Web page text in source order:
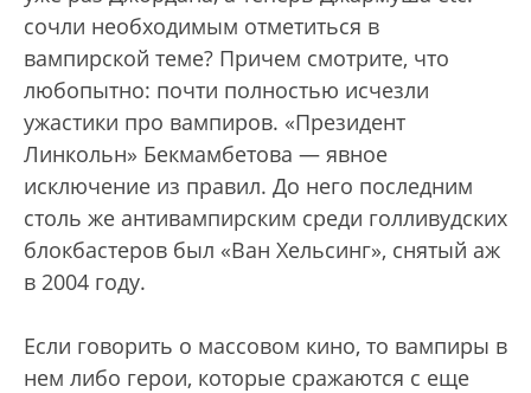
сочли необходимым отметиться в
вампирской теме? Причем смотрите, что
любопытно: почти полностью исчезли
ужастики про вампиров. «Президент
Линкольн» Бекмамбетова — явное
исключение из правил. До него последним
столь же антивампирским среди голливудских
блокбастеров был «Ван Хельсинг», снятый аж
в 2004 году.
Если говорить о массовом кино, то вампиры в
нем либо герои, которые сражаются с еще